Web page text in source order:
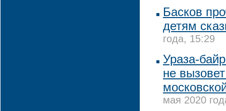
Басков
детям
года, 15:29
Ураза-
не
мая 2020